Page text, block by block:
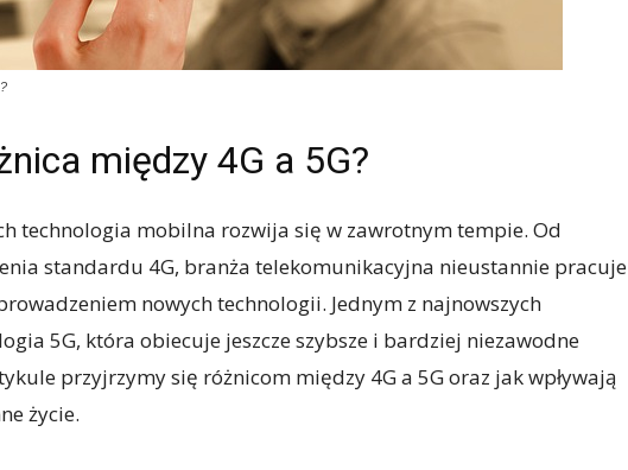
między 4G a 5G?
technologia mobilna rozwija się w zawrotnym tempie. Od
standardu 4G, branża telekomunikacyjna nieustannie pracuje
nowych technologii. Jednym z najnowszych
5G, która obiecuje jeszcze szybsze i bardziej niezawodne
przyjrzymy się różnicom między 4G a 5G oraz jak wpływają
życie.